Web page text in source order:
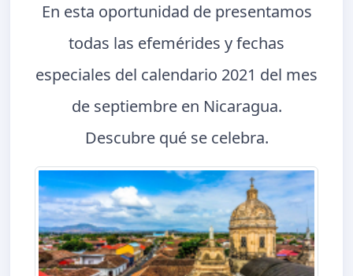
En esta oportunidad de presentamos
todas las efemérides y fechas
especiales del calendario 2021 del mes
de septiembre en Nicaragua.
Descubre qué se celebra.